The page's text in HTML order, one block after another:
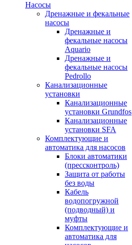
Насосы
Дренажные и фекальные
насосы
Дренажные и
фекальные насосы
Aquario
Дренажные и
фекальные насосы
Pedrollo
Канализационные
установки
Канализационные
установки Grundfos
Канализационные
установки SFA
Комплектующие и
автоматика для насосов
Блоки автоматики
(прессконтроль)
Защита от работы
без воды
Кабель
водопогружной
(подводный) и
муфты
Комплектующие и
автоматика для